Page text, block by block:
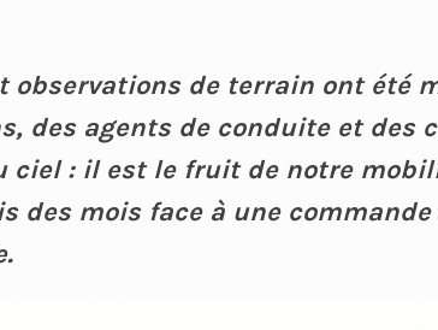
de terrain ont été
des agents de conduite et des
ciel : il est le fruit de notre
des mois face à une commande